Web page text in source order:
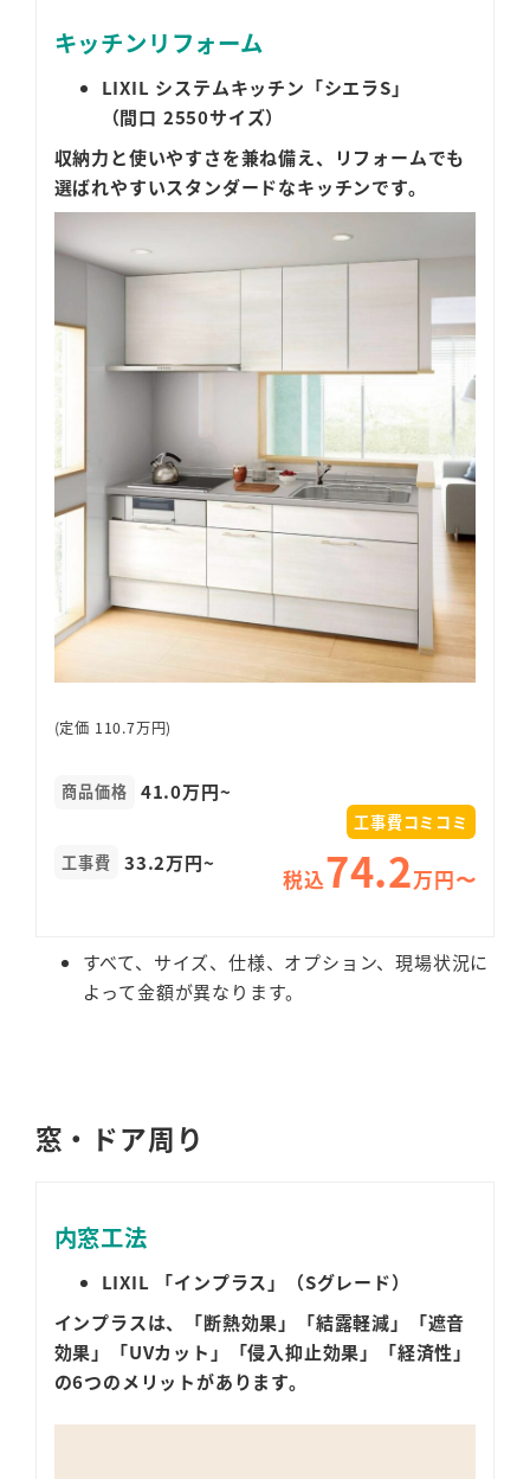
キッチンリフォーム
LIXIL システムキッチン「シエラS」
（間口 2550サイズ）
収納力と使いやすさを兼ね備え、リフォームでも
選ばれやすいスタンダードなキッチンです。
(定価 110.7万円)
商品価格 41.0万円~
工事費 33.2万円~
工事費コミコミ
税込74.2万円〜
すべて、サイズ、仕様、オプション、現場状況に
よって金額が異なります。
窓・ドア周り
内窓工法
LIXIL 「インプラス」（Sグレード）
インプラスは、「断熱効果」「結露軽減」「遮音
効果」「UVカット」「侵入抑止効果」「経済性」
の6つのメリットがあります。